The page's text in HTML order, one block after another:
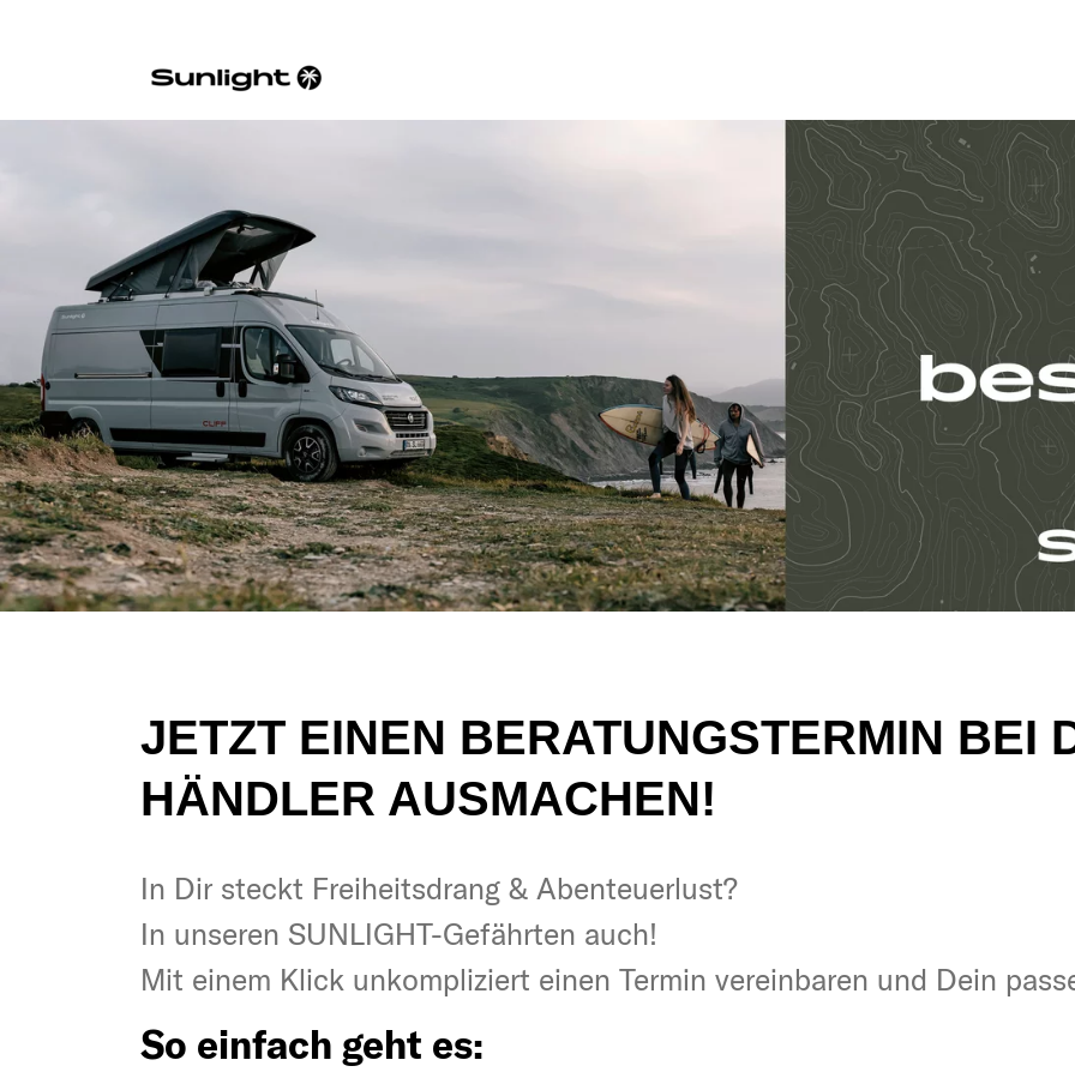
JETZT EINEN BERATUNGSTERMIN BEI
HÄNDLER AUSMACHEN!
In Dir steckt Freiheitsdrang & Abenteuerlust?
In unseren SUNLIGHT-Gefährten auch!
Mit einem Klick unkompliziert einen Termin vereinbaren und Dein
So einfach geht es:
In Dir steckt Freiheitsdrang & Abenteuerlust?
In unseren SUNLIGHT-Gefährten auch!
Mit einem Klick unkompliziert einen Termin vereinbaren und Dein
So einfach geht es: